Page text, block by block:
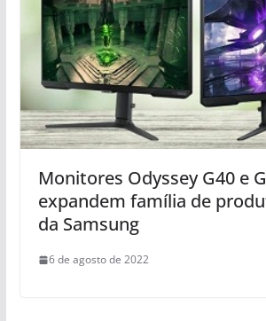
Monitores Odyssey G40 e
expandem família de
da Samsung
6 de agosto de 2022